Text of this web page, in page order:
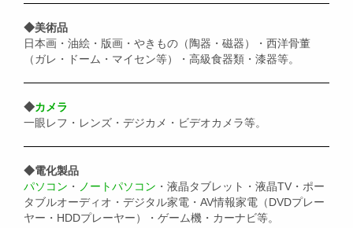
◆美術品
日本画・油絵・版画・やきもの（陶器・磁器）・西洋骨董
（ガレ・ドーム・マイセン等）・高級食器類・漆器等。
◆カメラ
一眼レフ・レンズ・デジカメ・ビデオカメラ等。
◆電化製品
パソコン ・ ノートパソコン ・液晶タブレット・液晶TV・ポー
タブルオーディオ・デジタル家電・AV情報家電（DVDプレー
ヤー・HDDプレーヤー）・ゲーム機・カーナビ等。